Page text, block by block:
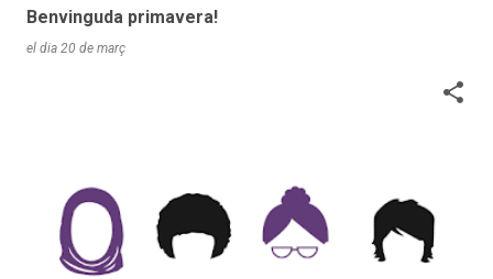
Benvinguda primavera!
el dia 20 de març